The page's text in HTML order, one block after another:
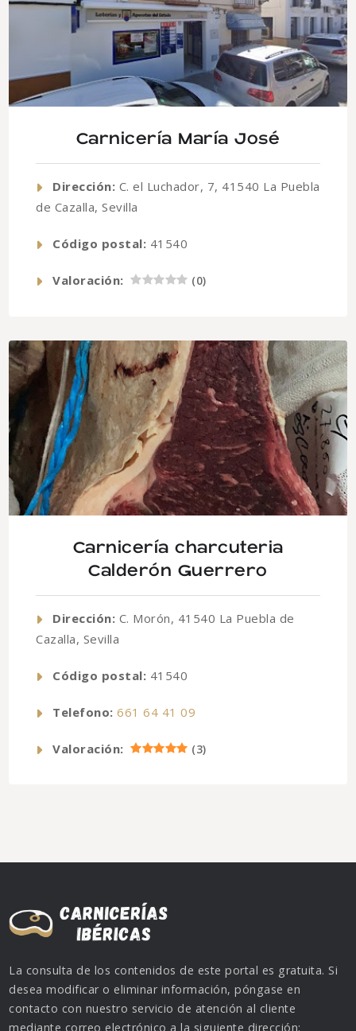
Carnicería María José
Dirección: C. el Luchador, 7, 41540 La Puebla
de Cazalla, Sevilla
Código postal: 41540
Valoración: (0)
Carnicería charcuteria
Calderón Guerrero
Dirección: C. Morón, 41540 La Puebla de
Cazalla, Sevilla
Código postal: 41540
Telefono: 661 64 41 09
Valoración: (3)
La consulta de los contenidos de este portal es gratuita. Si
desea modificar o eliminar información, póngase en
contacto con nuestro servicio de atención al cliente
mediante correo electrónico a la siguiente dirección: